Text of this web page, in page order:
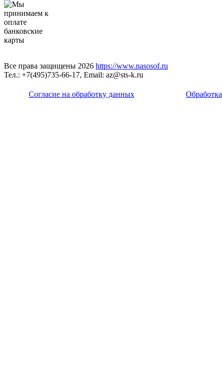
Все права защищены 2026 https://www.nasosof.ru
Тел.: +7(495)735-66-17, Email: az@sts-k.ru
Согласие на обработку данных